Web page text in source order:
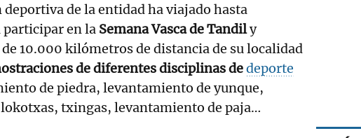
de la entidad ha viajado hasta
en la Semana Vasca de Tandily
10.000 kilómetros de distancia de su localidad
de diferentes disciplinas dedeporte
de piedra, levantamiento de yunque,
txingas, levantamiento de paja…